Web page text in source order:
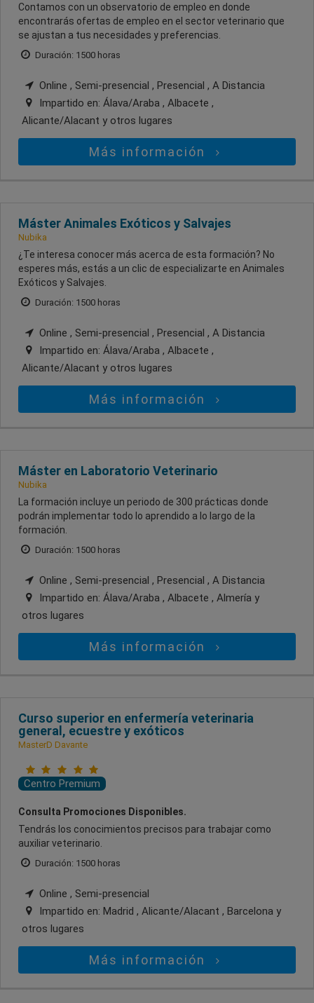
Contamos con un observatorio de empleo en donde
encontrarás ofertas de empleo en el sector veterinario que
se ajustan a tus necesidades y preferencias.
Duración: 1500 horas
Online , Semi-presencial , Presencial , A Distancia
Impartido en: Álava/Araba , Albacete ,
Alicante/Alacant y otros lugares
Más información
Máster Animales Exóticos y Salvajes
Nubika
¿Te interesa conocer más acerca de esta formación? No
esperes más, estás a un clic de especializarte en Animales
Exóticos y Salvajes.
Duración: 1500 horas
Online , Semi-presencial , Presencial , A Distancia
Impartido en: Álava/Araba , Albacete ,
Alicante/Alacant y otros lugares
Más información
Máster en Laboratorio Veterinario
Nubika
La formación incluye un periodo de 300 prácticas donde
podrán implementar todo lo aprendido a lo largo de la
formación.
Duración: 1500 horas
Online , Semi-presencial , Presencial , A Distancia
Impartido en: Álava/Araba , Albacete , Almería y
otros lugares
Más información
Curso superior en enfermería veterinaria
general, ecuestre y exóticos
MasterD Davante
Centro Premium
Consulta Promociones Disponibles.
Tendrás los conocimientos precisos para trabajar como
auxiliar veterinario.
Duración: 1500 horas
Online , Semi-presencial
Impartido en: Madrid , Alicante/Alacant , Barcelona y
otros lugares
Más información